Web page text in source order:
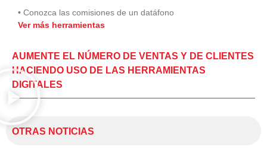
• Conozca las comisiones de un datáfono
Ver más herramientas
AUMENTE EL NÚMERO DE VENTAS Y DE CLIENTES
HACIENDO USO DE LAS HERRAMIENTAS
DIGITALES
OTRAS NOTICIAS